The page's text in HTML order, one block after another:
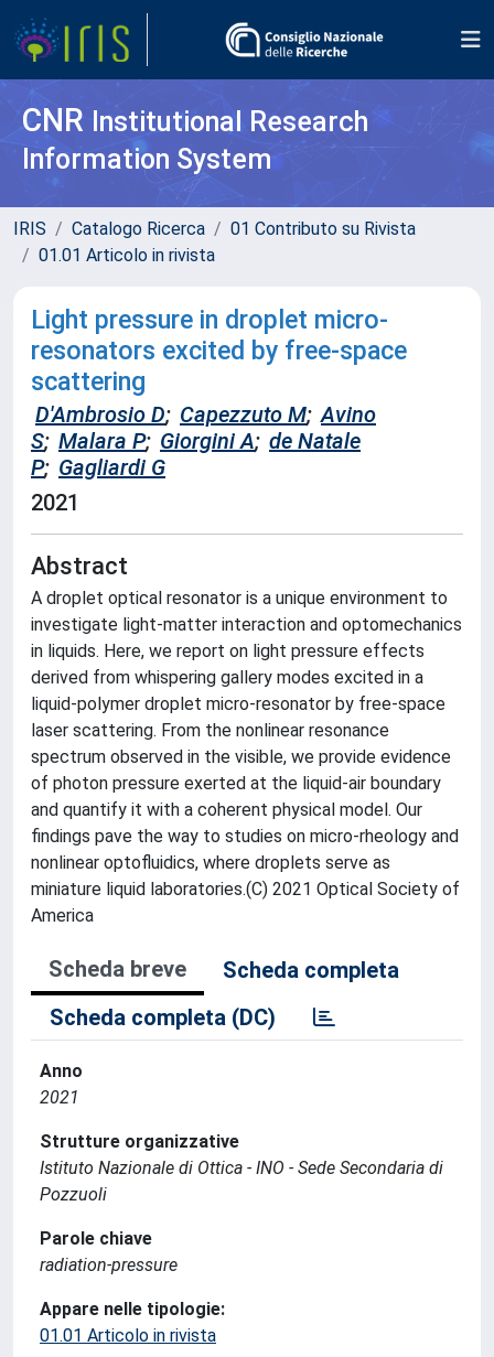
CNR Institutional Research
Information System
IRIS Catalogo Ricerca
01 Contributo su Rivista
01.01 Articolo in rivista
Light pressure in droplet micro-
resonators excited by free-space
scattering
D'Ambrosio D; Capezzuto M; Avino
S; Malara P; Giorgini A; de Natale
P; Gagliardi G
2021
Abstract
A droplet optical resonator is a unique environment to
investigate light-matter interaction and optomechanics
in liquids. Here, we report on light pressure effects
derived from whispering gallery modes excited in a
liquid-polymer droplet micro-resonator by free-space
laser scattering. From the nonlinear resonance
spectrum observed in the visible, we provide evidence
of photon pressure exerted at the liquid-air boundary
and quantify it with a coherent physical model. Our
findings pave the way to studies on micro-rheology and
nonlinear optofluidics, where droplets serve as
miniature liquid laboratories.(C) 2021 Optical Society of
America
Scheda breve
Scheda completa
Scheda completa (DC)
Anno
2021
Strutture organizzative
Istituto Nazionale di Ottica - INO - Sede Secondaria di
Pozzuoli
Parole chiave
radiation-pressure
Appare nelle tipologie:
01.01 Articolo in rivista